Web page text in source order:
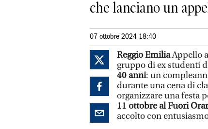
che lanciano un
07 ottobre 2024 18:40
Reggio EmiliaAppello
gruppo di ex studenti
40 anni: un
durante una cena di
organizzare una festa
11 ottobre al Fuori
accolto con